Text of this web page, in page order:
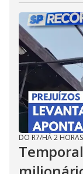
DO R7/HÁ 2 HORAS